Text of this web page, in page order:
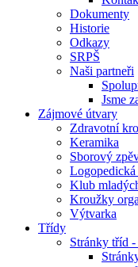
Dokumenty
Historie
Odkazy
SRPŠ
Naši partneři
Jsme
Zájmové útvary
Zdravotní
Keramika
Sborový
Logopedická
Klub
Kroužky
Výtvarka
Třídy
Stránky tříd -